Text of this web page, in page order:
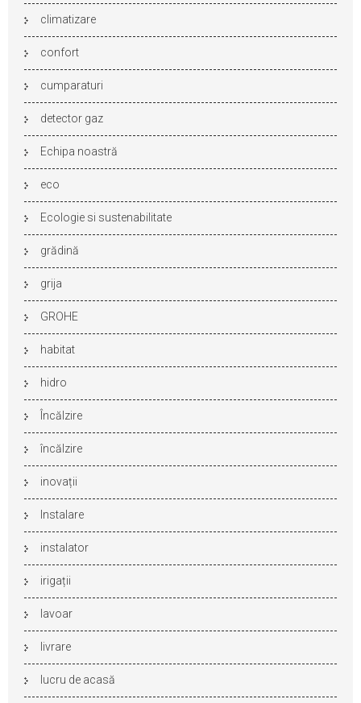
climatizare
confort
cumparaturi
detector gaz
Echipa noastră
eco
Ecologie si sustenabilitate
grădină
grija
GROHE
habitat
hidro
Încălzire
încălzire
inovații
Instalare
instalator
irigații
lavoar
livrare
lucru de acasă